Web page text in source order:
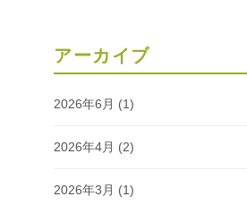
アーカイブ
2026年6月 (1)
2026年4月 (2)
2026年3月 (1)